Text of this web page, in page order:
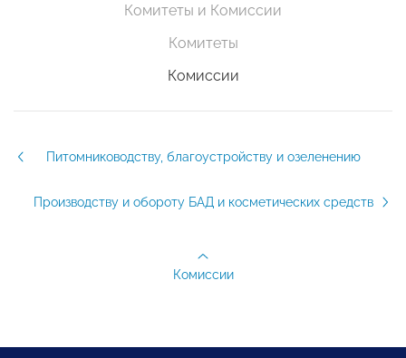
Комитеты и Комиссии
Комитеты
Комиссии
Питомниководству, благоустройству и озеленению
Производству и обороту БАД и косметических средств
Комиссии